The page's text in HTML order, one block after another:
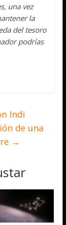
una vez
la
del tesoro
podrías
Indi
de una
→